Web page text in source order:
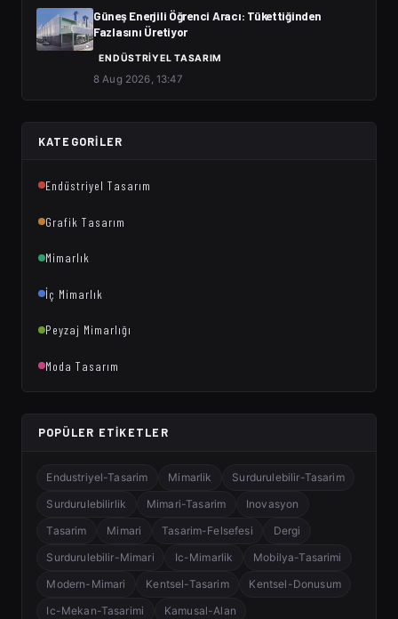
Güneş Enerjili Öğrenci Aracı: Tükettiğinden
Fazlasını Üretiyor
ENDÜSTRIYEL TASARIM
8 Aug 2026, 13:47
KATEGORILER
Endüstriyel Tasarım
Grafik Tasarım
Mimarlık
İç Mimarlık
Peyzaj Mimarlığı
Moda Tasarım
POPÜLER ETIKETLER
Endustriyel-Tasarim Mimarlik
Surdurulebilir-Tasarim
Surdurulebilirlik
Mimari-Tasarim
Inovasyon
Tasarim
Mimari Tasarim-Felsefesi
Dergi
Surdurulebilir-Mimari
Ic-Mimarlik
Mobilya-Tasarimi
Modern-Mimari
Kentsel-Tasarim
Kentsel-Donusum
Ic-Mekan-Tasarimi
Kamusal-Alan